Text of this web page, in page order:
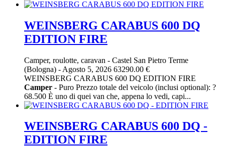
WEINSBERG CARABUS 600 DQ
EDITION FIRE
Camper, roulotte, caravan - Castel San Pietro Terme
(Bologna) - Agosto 5, 2026 63290.00 €
WEINSBERG CARABUS 600 DQ EDITION FIRE
Camper - Puro Prezzo totale del veicolo (inclusi optional): ?
68.500 È uno di quei van che, appena lo vedi, capi...
WEINSBERG CARABUS 600 DQ -
EDITION FIRE